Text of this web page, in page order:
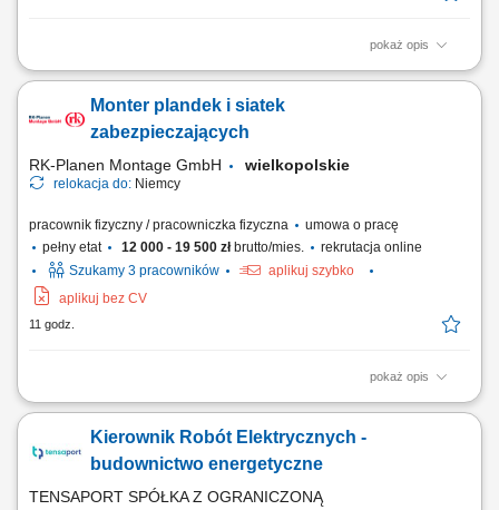
pokaż opis
Twoje zadania: Prace związane z przygotowaniem i rozkładaniem mat
workowanie nawozów. Obsługa maszyn wykorzystywanych w
gospodarstwie rolnym.
Monter plandek i siatek
zabezpieczających
RK-Planen Montage GmbH wielkopolskie
relokacja do: Niemcy
pracownik fizyczny / pracowniczka fizyczna
umowa o pracę
pełny etat
12 000 - 19 500 złbrutto/mies.
rekrutacja online
Szukamy 3 pracowników
aplikuj szybko
aplikuj bez CV
11 godz.
pokaż opis
Zadania: Montaż oraz demontaż plandek PVC; Montaż siatek
kederowych;Kierownik Robót Elektrycznych -
budownictwo energetyczne
TENSAPORT SPÓŁKA Z OGRANICZONĄ